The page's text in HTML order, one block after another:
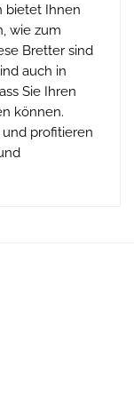
bietet Ihnen
wie zum
Bretter sind
auch in
Sie Ihren
können.
profitieren